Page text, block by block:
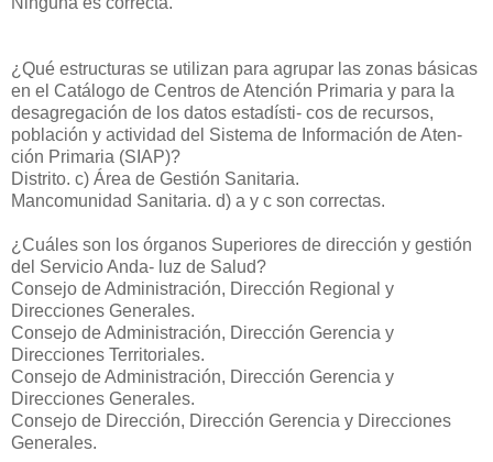
¿Qué estructuras se utilizan para agrupar las zonas básicas
en el Catálogo de Centros de Atención Primaria y para la
desagregación de los datos estadísti- cos de recursos,
población y actividad del Sistema de Información de Aten-
ción Primaria (SIAP)?
Distrito. c) Área de Gestión Sanitaria.
Mancomunidad Sanitaria. d) a y c son correctas.
¿Cuáles son los órganos Superiores de dirección y gestión
del Servicio Anda- luz de Salud?
Consejo de Administración, Dirección Regional y
Direcciones Generales.
Consejo de Administración, Dirección Gerencia y
Direcciones Territoriales.
Consejo de Administración, Dirección Gerencia y
Direcciones Generales.
Consejo de Dirección, Dirección Gerencia y Direcciones
Generales.